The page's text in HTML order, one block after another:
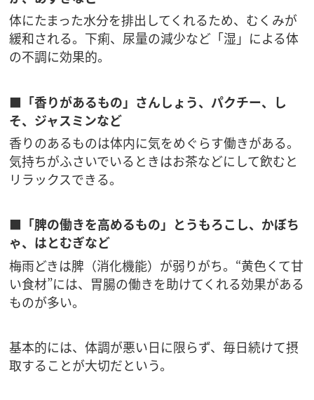
体にたまった水分を排出してくれるため、むくみが
緩和される。下痢、尿量の減少など「湿」による体
の不調に効果的。
■「香りがあるもの」さんしょう、パクチー、し
そ、ジャスミンなど
香りのあるものは体内に気をめぐらす働きがある。
気持ちがふさいでいるときはお茶などにして飲むと
リラックスできる。
■「脾の働きを高めるもの」とうもろこし、かぼち
ゃ、はとむぎなど
梅雨どきは脾（消化機能）が弱りがち。“黄色くて甘
い食材”には、胃腸の働きを助けてくれる効果がある
ものが多い。
基本的には、体調が悪い日に限らず、毎日続けて摂
取することが大切だという。